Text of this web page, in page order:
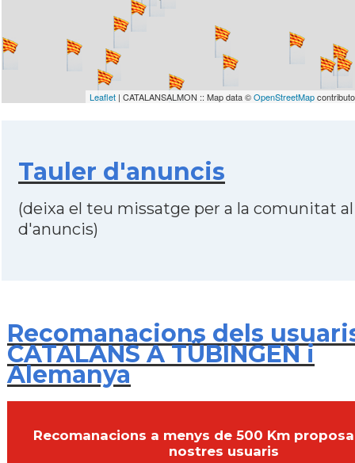
Leaflet | CATALANSALMON :: Map data ©OpenStreetMap
Tauler d'anuncis
(deixa el teu missatge per a la comunitat
d'anuncis)
Recomanacions dels
CATALANS A TÜBINGEN i
Alemanya
Recomanacions a menys de 500 Km
nostres usuaris